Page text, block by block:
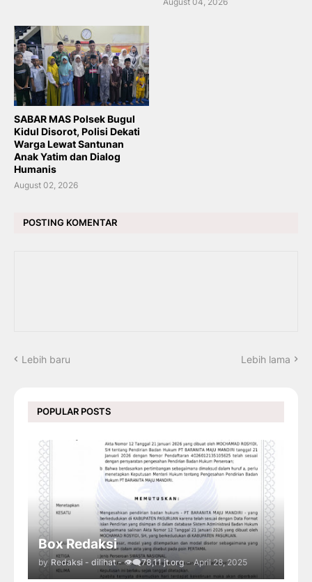
SABAR MAS Polsek Bugul
Kidul Disorot, Polisi Dekati
Warga Lewat Santunan
Anak Yatim dan Dialog
Humanis
August 02, 2026
POSTING KOMENTAR
Lebih baru Lebih lama
POPULAR POSTS
Box Redaksi
by Redaksi - dilihat - 👁️‍🗨️78,11 jt.org - April 28, 2025